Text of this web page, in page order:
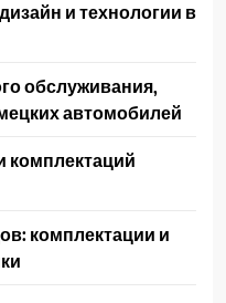
и технологии в
обслуживания,
автомобилей
комплектаций
комплектации и